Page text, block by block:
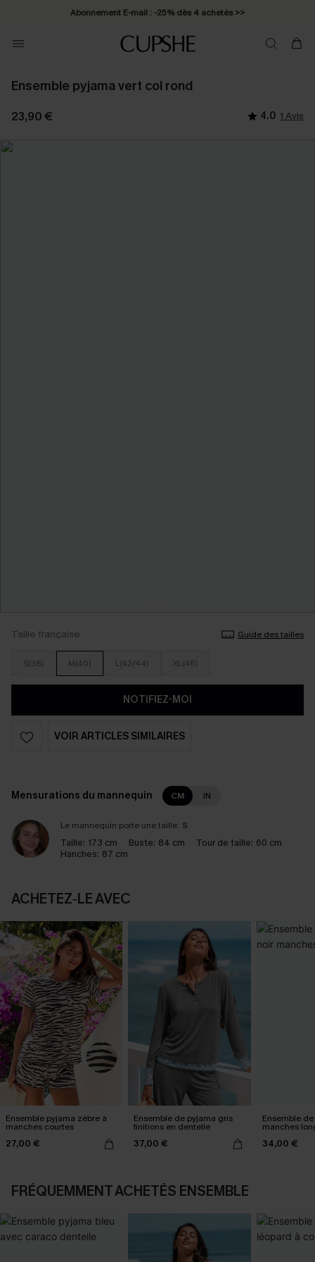
Abonnement E-mail : -25% dès 4 achetés >>
Ensemble pyjama vert col rond
23,90 € 4.0 1 Avis
Taille française Guide des tailles
S(38) M(40) L(42/44) XL(46)
NOTIFIEZ-MOI
VOIR ARTICLES SIMILAIRES
Mensurations du mannequin CM IN
Le mannequin porte une taille: S
Taille: 173 cm Buste: 84 cm Tour de taille: 60 cm
Hanches: 87 cm
ACHETEZ‑LE AVEC
Ensemble pyjama zèbre à
manches courtes
27,00 €
Ensemble de pyjama gris
finitions en dentelle
37,00 €
Ensemble
manches
34,00 €
FRÉQUEMMENT ACHETÉS ENSEMBLE